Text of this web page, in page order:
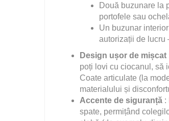
Două buzunare la
portofele sau
Un buzunar
autorizații de lucru
Design ușor de mișcat
poți lovi cu ciocanul, să
Coate articulate (la
materialului și
Accente de siguranță :
spate, permițând